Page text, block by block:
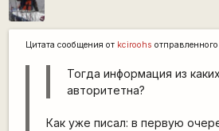
Цитата сообщения от kciroohs отправленного
Тогда информация из
авторитетна?
Как уже писал: в первую